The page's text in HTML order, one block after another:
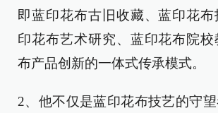
即蓝印花布古旧收藏、蓝印花
印花布艺术研究、蓝印花布院
布产品创新的一体式传承模式。
2、他不仅是蓝印花布技艺的守